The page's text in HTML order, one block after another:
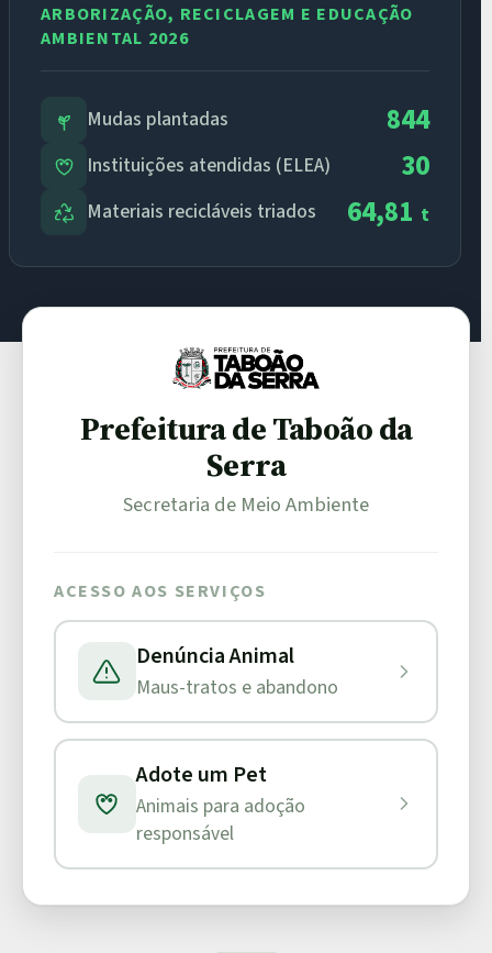
ARBORIZAÇÃO, RECICLAGEM E EDUCAÇÃO
AMBIENTAL 2026
Mudas plantadas 844
Instituições atendidas (ELEA) 30
Materiais recicláveis triados 64,81 t
Prefeitura de Taboão da
Serra
Secretaria de Meio Ambiente
ACESSO AOS SERVIÇOS
Denúncia Animal
Maus-tratos e abandono
Adote um Pet
Animais para adoção
responsável